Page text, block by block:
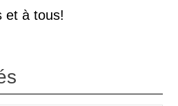
et à tous!